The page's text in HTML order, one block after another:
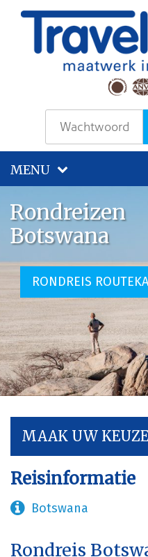
MENU
Rondreizen
Botswana
RONDREIS
MAAK UW KEUZE
Reisinformatie
Botswana
Rondreis